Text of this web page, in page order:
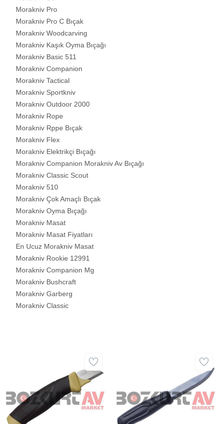
Morakniv Pro
Morakniv Pro C Bıçak
Morakniv Woodcarving
Morakniv Kaşık Oyma Bıçağı
Morakniv Basic 511
Morakniv Companion
Morakniv Tactical
Morakniv Sportkniv
Morakniv Outdoor 2000
Morakniv Rope
Morakniv Rppe Bıçak
Morakniv Flex
Morakniv Elektrikçi Bıçağı
Morakniv Companion Morakniv Av Bıçağı
Morakniv Classic Scout
Morakniv 510
Morakniv Çok Amaçlı Bıçak
Morakniv Oyma Bıçağı
Morakniv Masat
Morakniv Masat Fiyatları
En Ucuz Morakniv Masat
Morakniv Rookie 12991
Morakniv Companion Mg
Morakniv Bushcraft
Morakniv Garberg
Morakniv Classic